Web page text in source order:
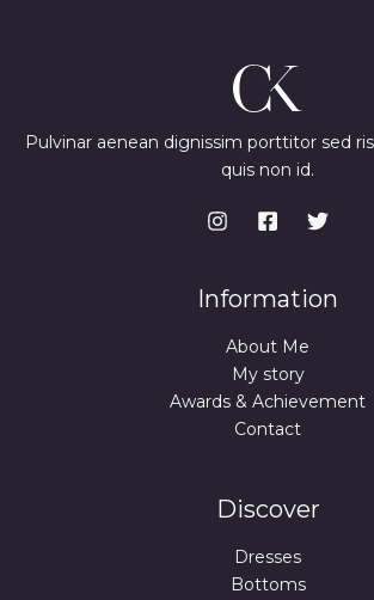
Pulvinar aenean dignissim porttitor sed
quis non id.
Information
About Me
My story
Awards & Achievement
Contact
Discover
Dresses
Bottoms